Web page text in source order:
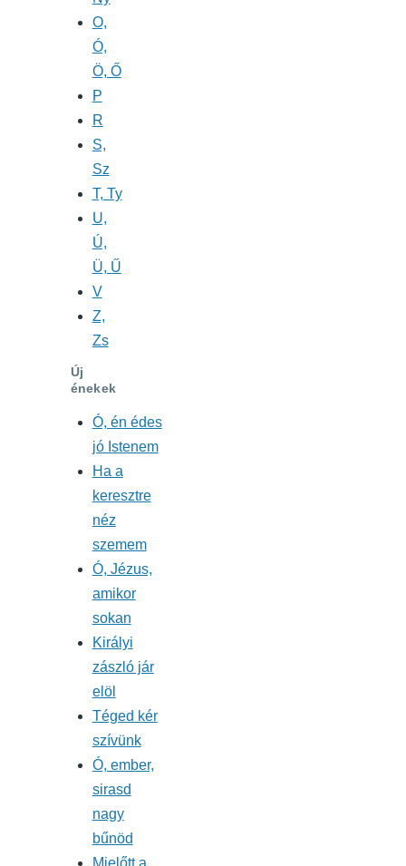
O,
Ó,
Ö, Ő
P
R
S,
Sz
T, Ty
U,
Ú,
Ü, Ű
V
Z,
Zs
Új
énekek
Ó, én édes
jó Istenem
Ha a
keresztre
néz
szemem
Ó, Jézus,
amikor
sokan
Királyi
zászló jár
elöl
Téged kér
szívünk
Ó, ember,
sirasd
nagy
bűnöd